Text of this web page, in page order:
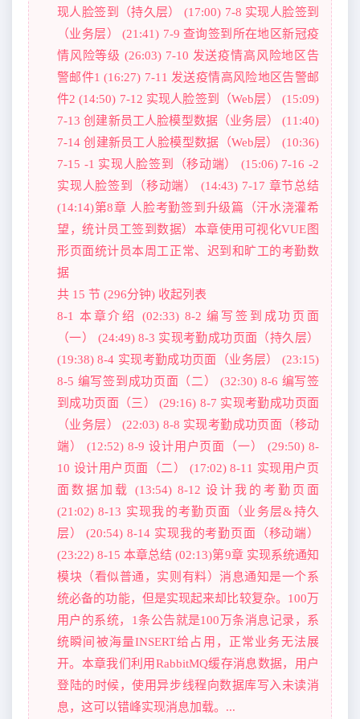
现人脸签到（持久层） (17:00) 7-8 实现人脸签到
（业务层） (21:41) 7-9 查询签到所在地区新冠疫
情风险等级 (26:03) 7-10 发送疫情高风险地区告
警邮件1 (16:27) 7-11 发送疫情高风险地区告警邮
件2 (14:50) 7-12 实现人脸签到（Web层） (15:09)
7-13 创建新员工人脸模型数据（业务层） (11:40)
7-14 创建新员工人脸模型数据（Web层） (10:36)
7-15 -1 实现人脸签到（移动端） (15:06) 7-16 -2
实现人脸签到（移动端） (14:43) 7-17 章节总结
(14:14)第8章 人脸考勤签到升级篇（汗水浇灌希
望，统计员工签到数据）本章使用可视化VUE图
形页面统计员本周工正常、迟到和旷工的考勤数
据
共 15 节 (296分钟) 收起列表
8-1 本章介绍 (02:33) 8-2 编写签到成功页面
（一） (24:49) 8-3 实现考勤成功页面（持久层）
(19:38) 8-4 实现考勤成功页面（业务层） (23:15)
8-5 编写签到成功页面（二） (32:30) 8-6 编写签
到成功页面（三） (29:16) 8-7 实现考勤成功页面
（业务层） (22:03) 8-8 实现考勤成功页面（移动
端） (12:52) 8-9 设计用户页面（一） (29:50) 8-
10 设计用户页面（二） (17:02) 8-11 实现用户页
面数据加载 (13:54) 8-12 设计我的考勤页面
(21:02) 8-13 实现我的考勤页面（业务层&持久
层） (20:54) 8-14 实现我的考勤页面（移动端）
(23:22) 8-15 本章总结 (02:13)第9章 实现系统通知
模块（看似普通，实则有料）消息通知是一个系
统必备的功能，但是实现起来却比较复杂。100万
用户的系统，1条公告就是100万条消息记录，系
统瞬间被海量INSERT给占用，正常业务无法展
开。本章我们利用RabbitMQ缓存消息数据，用户
登陆的时候，使用异步线程向数据库写入未读消
息，这可以错峰实现消息加载。...